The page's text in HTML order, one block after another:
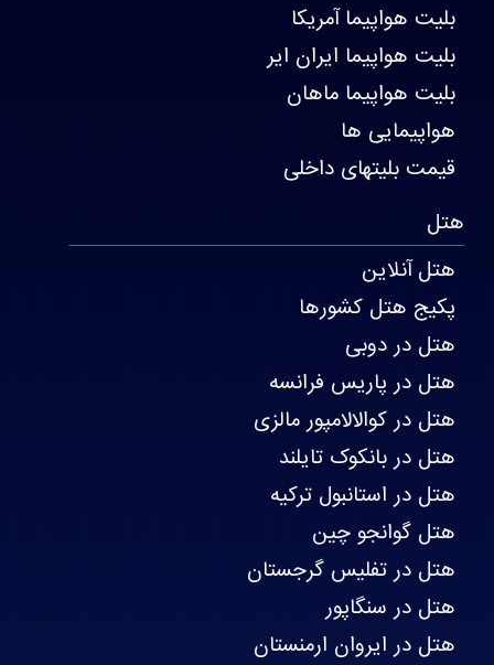
بلیت هواپیما آمریکا
بلیت هواپیما ایران ایر
بلیت هواپیما ماهان
هواپیمایی ها
قیمت بلیتهای داخلی
هتل
هتل آنلاین
پکیج هتل کشورها
هتل در دوبی
هتل در پاریس فرانسه
هتل در کوالالامپور مالزی
هتل در بانکوک تایلند
هتل در استانبول ترکیه
هتل گوانجو چین
هتل در تفلیس گرجستان
هتل در سنگاپور
هتل در ایروان ارمنستان